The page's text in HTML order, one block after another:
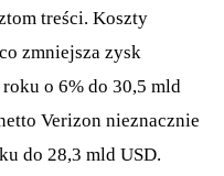
treści. Koszty
zmniejsza zysk
roku o 6% do 30,5 mld
Verizon nieznacznie
do 28,3 mld USD.